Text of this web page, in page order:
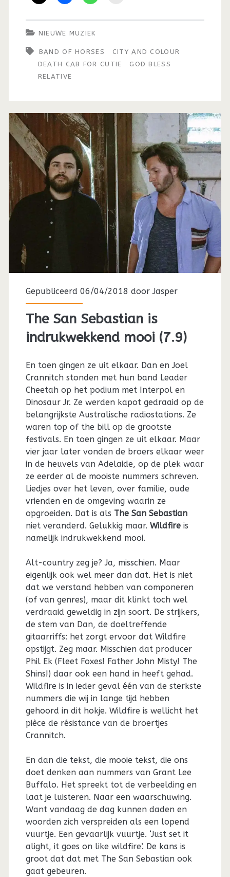
NIEUWE MUZIEK
BAND OF HORSES
CITY AND COLOUR
DEATH CAB FOR CUTIE
GOD BLESS
RELATIVE
Gepubliceerd 06/04/2018 doorJasper
The San Sebastian is
indrukwekkend mooi (7.9)
En toen gingen ze uit elkaar. Dan en Joel
Crannitch stonden met hun band Leader
Cheetah op het podium met Interpol en
Dinosaur Jr. Ze werden kapot gedraaid op de
belangrijkste Australische radiostations. Ze
waren top of the bill op de grootste
festivals. En toen gingen ze uit elkaar. Maar
vier jaar later vonden de broers elkaar weer
in de heuvels van Adelaide, op de plek waar
ze eerder al de mooiste nummers schreven.
Liedjes over het leven, over familie, oude
vrienden en de omgeving waarin ze
opgroeiden. Dat is als The San Sebastian
niet veranderd. Gelukkig maar. Wildfireis
namelijk indrukwekkend mooi.
Alt-country zeg je? Ja, misschien. Maar
eigenlijk ook wel meer dan dat. Het is niet
dat we verstand hebben van componeren
(of van genres), maar dit klinkt toch wel
verdraaid geweldig in zijn soort. De strijkers,
de stem van Dan, de doeltreffende
gitaarriffs: het zorgt ervoor dat Wildfire
opstijgt. Zeg maar. Misschien dat producer
Phil Ek (Fleet Foxes! Father John Misty! The
Shins!) daar ook een hand in heeft gehad.
Wildfire is in ieder geval één van de sterkste
nummers die wij in lange tijd hebben
gehoord in dit hokje. Wildfire is wellicht het
pièce de résistance van de broertjes
Crannitch.
En dan die tekst, die mooie tekst, die ons
doet denken aan nummers van Grant Lee
Buffalo. Het spreekt tot de verbeelding en
laat je luisteren. Naar een waarschuwing.
Want vandaag de dag kunnen daden en
woorden zich verspreiden als een lopend
vuurtje. Een gevaarlijk vuurtje. ‘Just set it
alight, it goes on like wildfire’. De kans is
groot dat dat met The San Sebastian ook
gaat gebeuren.